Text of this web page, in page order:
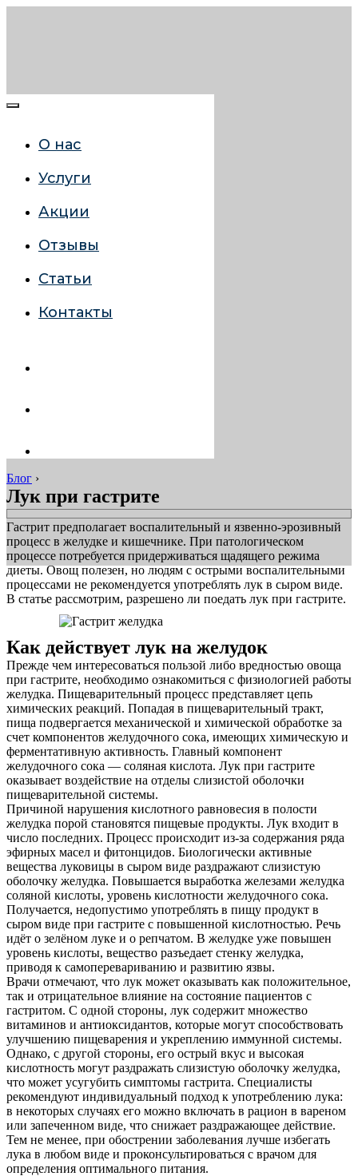
О нас
Услуги
Акции
Отзывы
Статьи
Контакты
Блог ›
Лук при гастрите
Гастрит предполагает воспалительный и язвенно-эрозивный
процесс в желудке и кишечнике. При патологическом
процессе потребуется придерживаться щадящего режима
диеты. Овощ полезен, но людям с острыми воспалительными
процессами не рекомендуется употреблять лук в сыром виде.
В статье рассмотрим, разрешено ли поедать лук при гастрите.
Как действует лук на желудок
Прежде чем интересоваться пользой либо вредностью овоща
при гастрите, необходимо ознакомиться с физиологией работы
желудка. Пищеварительный процесс представляет цепь
химических реакций. Попадая в пищеварительный тракт,
пища подвергается механической и химической обработке за
счет компонентов желудочного сока, имеющих химическую и
ферментативную активность. Главный компонент
желудочного сока — соляная кислота. Лук при гастрите
оказывает воздействие на отделы слизистой оболочки
пищеварительной системы.
Причиной нарушения кислотного равновесия в полости
желудка порой становятся пищевые продукты. Лук входит в
число последних. Процесс происходит из-за содержания ряда
эфирных масел и фитонцидов. Биологически активные
вещества луковицы в сыром виде раздражают слизистую
оболочку желудка. Повышается выработка железами желудка
соляной кислоты, уровень кислотности желудочного сока.
Получается, недопустимо употреблять в пищу продукт в
сыром виде при гастрите с повышенной кислотностью. Речь
идёт о зелёном луке и о репчатом. В желудке уже повышен
уровень кислоты, вещество разъедает стенку желудка,
приводя к самоперевариванию и развитию язвы.
Врачи отмечают, что лук может оказывать как положительное,
так и отрицательное влияние на состояние пациентов с
гастритом. С одной стороны, лук содержит множество
витаминов и антиоксидантов, которые могут способствовать
улучшению пищеварения и укреплению иммунной системы.
Однако, с другой стороны, его острый вкус и высокая
кислотность могут раздражать слизистую оболочку желудка,
что может усугубить симптомы гастрита. Специалисты
рекомендуют индивидуальный подход к употреблению лука:
в некоторых случаях его можно включать в рацион в вареном
или запеченном виде, что снижает раздражающее действие.
Тем не менее, при обострении заболевания лучше избегать
лука в любом виде и проконсультироваться с врачом для
определения оптимального питания.